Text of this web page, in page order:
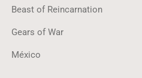
Beast of Reincarnation
Gears of War
México